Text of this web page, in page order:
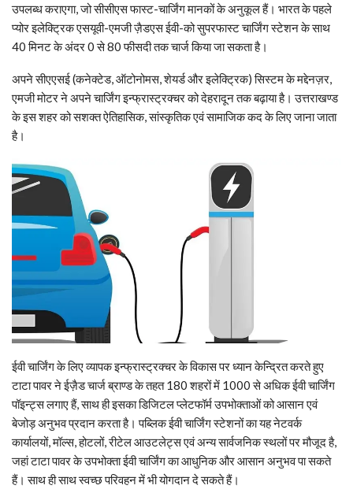
उपलब्ध कराएगा, जो सीसीएस फास्ट-चार्जिंग मानकों के अनुकूल हैं। भारत के पहले
प्योर इलेक्ट्रिक एसयूवी-एमजी ज़ैडएस ईवी-को सुपरफास्ट चार्जिंग स्टेशन के साथ
40 मिनट के अंदर 0 से 80 फीसदी तक चार्ज किया जा सकता है।
अपने सीएएसई (कनेक्टेड, ऑटोनोमस, शेयर्ड और इलेक्ट्रिक) सिस्टम के मद्देनज़र,
एमजी मोटर ने अपने चार्जिंग इन्फ्रास्ट्रक्चर को देहरादून तक बढ़ाया है। उत्तराखण्ड
के इस शहर को सशक्त ऐतिहासिक, सांस्कृतिक एवं सामाजिक कद के लिए जाना जाता
है।
ईवी चार्जिंग के लिए व्यापक इन्फ्रास्ट्रक्चर के विकास पर ध्यान केन्द्रित करते हुए
टाटा पावर ने ईज़ैड चार्ज ब्राण्ड के तहत 180 शहरों में 1000 से अधिक ईवी चार्जिंग
पॉइन्ट्स लगाए हैं, साथ ही इसका डिजिटल प्लेटफॉर्म उपभोक्ताओं को आसान एवं
बेजोड़ अनुभव प्रदान करता है। पब्लिक ईवी चार्जिंग स्टेशनों का यह नेटवर्क
कार्यालयों, मॉल्स, होटलों, रीटेल आउटलेट्स एवं अन्य सार्वजनिक स्थलों पर मौजूद है,
जहां टाटा पावर के उपभोक्ता ईवी चार्जिंग का आधुनिक और आसान अनुभव पा सकते
हैं। साथ ही साथ स्वच्छ परिवहन में भी योगदान दे सकते हैं।